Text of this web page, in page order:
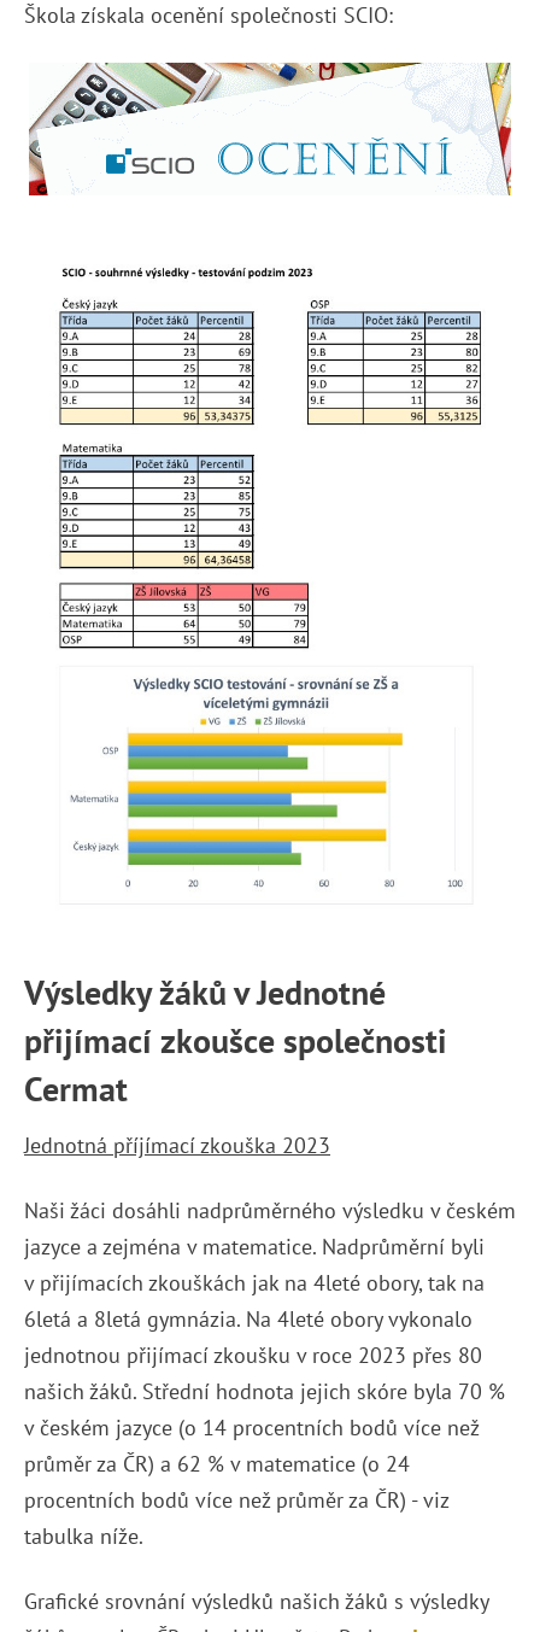
Škola získala ocenění společnosti SCIO:
Výsledky žáků v Jednotné
přijímací zkoušce společnosti
Cermat
Jednotná příjímací zkouška 2023
Naši žáci dosáhli nadprůměrného výsledku v českém
jazyce a zejména v matematice. Nadprůměrní byli
v přijímacích zkouškách jak na 4leté obory, tak na
6letá a 8letá gymnázia. Na 4leté obory vykonalo
jednotnou přijímací zkoušku v roce 2023 přes 80
našich žáků. Střední hodnota jejich skóre byla 70 %
v českém jazyce (o 14 procentních bodů více než
průměr za ČR) a 62 % v matematice (o 24
procentních bodů více než průměr za ČR) - viz
tabulka níže.
Grafické srovnání výsledků našich žáků s výsledky